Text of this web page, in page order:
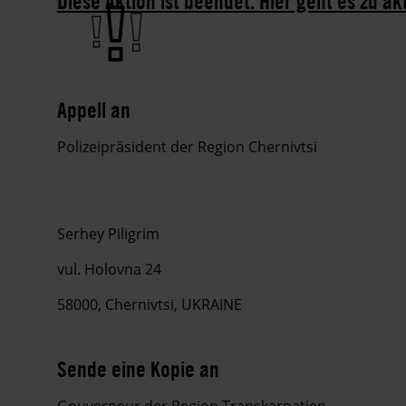
Appell an
Polizeipräsident der Region Chernivtsi
Serhey Piligrim
vul. Holovna 24
58000, Chernivtsi, UKRAINE
Sende eine Kopie an